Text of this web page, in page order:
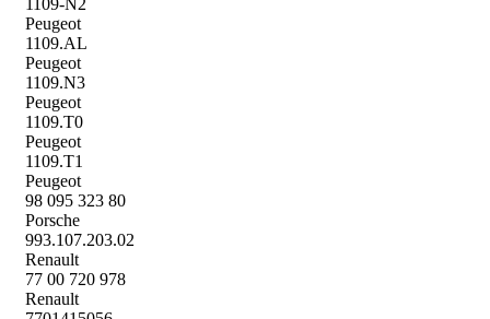
1109-N2
Peugeot
1109.AL
Peugeot
1109.N3
Peugeot
1109.T0
Peugeot
1109.T1
Peugeot
98 095 323 80
Porsche
993.107.203.02
Renault
77 00 720 978
Renault